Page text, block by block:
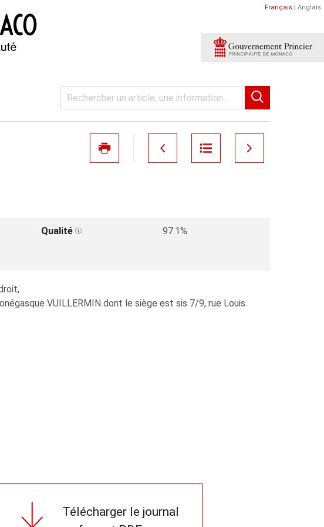
Français | Anglais
Qualité
97.1%
VUILLERMIN dont le siège est sis 7/9, rue Louis
Télécharger le journal